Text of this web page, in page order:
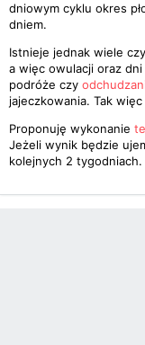
dniowym cyklu okres
dniem.
Istnieje jednak wiele
a więc owulacji oraz
podróże czy
jajeczkowania. Tak
Proponuję wykonanie
Jeżeli wynik będzie
kolejnych 2 tygodniach.